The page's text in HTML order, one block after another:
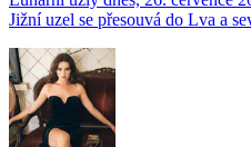
Jižní uzel se přesouvá do Lva a